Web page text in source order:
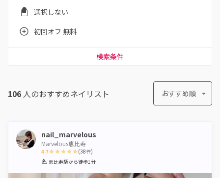
選択しない
初回オフ 無料
検索条件
106 人のおすすめネイリスト おすすめ順
nail_marvelous
Marvelous恵比寿
4.7
1 2 3 4 5
(38件)
恵比寿駅から徒歩1分